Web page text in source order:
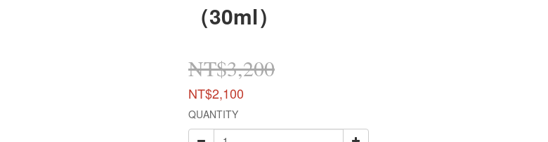
（30ml）
NT$3,200
NT$2,100
QUANTITY